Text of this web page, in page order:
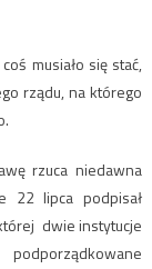
musiało się stać,
rządu, na którego
rzuca niedawna
22 lipca podpisał
dwie instytucje